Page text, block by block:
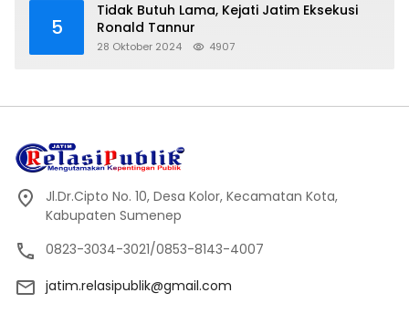
5
Tidak Butuh Lama, Kejati Jatim Eksekusi
Ronald Tannur
28 Oktober 2024 4907
Jl.Dr.Cipto No. 10, Desa Kolor, Kecamatan Kota,
Kabupaten Sumenep
0823-3034-3021/0853-8143-4007
jatim.relasipublik@gmail.com